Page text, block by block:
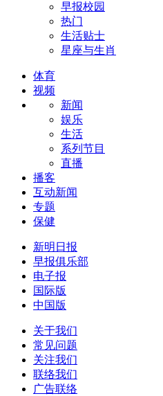
早报校园
热门
生活贴士
星座与生肖
体育
视频
新闻
娱乐
生活
系列节目
直播
播客
互动新闻
专题
保健
新明日报
早报俱乐部
电子报
国际版
中国版
关于我们
常见问题
关注我们
联络我们
广告联络